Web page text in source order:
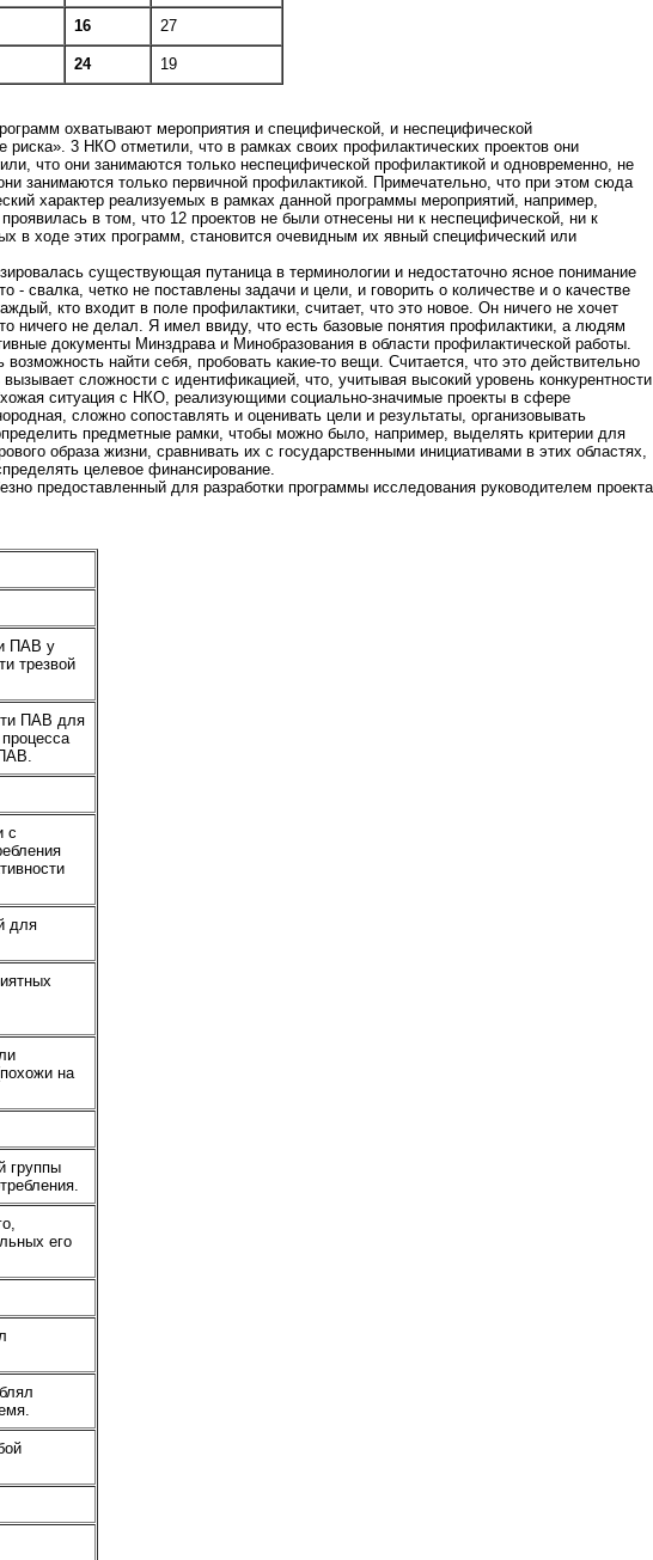
16 27
24 19
охватывают мероприятия и специфической, и неспецифической
3 НКО отметили, что в рамках своих профилактических проектов они
что они занимаются только неспецифической профилактикой и одновременно, не
занимаются только первичной профилактикой. Примечательно, что при этом сюда
характер реализуемых в рамках данной программы мероприятий, например,
в том, что 12 проектов не были отнесены ни к неспецифической, ни к
в ходе этих программ, становится очевидным их явный специфический или
существующая путаница в терминологии и недостаточно ясное понимание
свалка, четко не поставлены задачи и цели, и говорить о количестве и о качестве
кто входит в поле профилактики, считает, что это новое. Он ничего не хочет
ничего не делал. Я имел ввиду, что есть базовые понятия профилактики, а людям
документы Минздрава и Минобразования в области профилактической работы.
найти себя, пробовать какие-то вещи. Считается, что это действительно
сложности с идентификацией, что, учитывая высокий уровень конкурентности
ситуация с НКО, реализующими социально-значимые проекты в сфере
сложно сопоставлять и оценивать цели и результаты, организовывать
предметные рамки, чтобы можно было, например, выделять критерии для
образа жизни, сравнивать их с государственными инициативами в этих областях,
целевое финансирование.
предоставленный для разработки программы исследования руководителем проекта
ПАВ у
трезвой
ПАВ для
с
для
на
группы
его